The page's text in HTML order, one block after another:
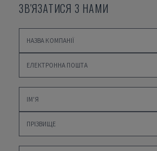
ЗВ'ЯЗАТИСЯ З НАМИ